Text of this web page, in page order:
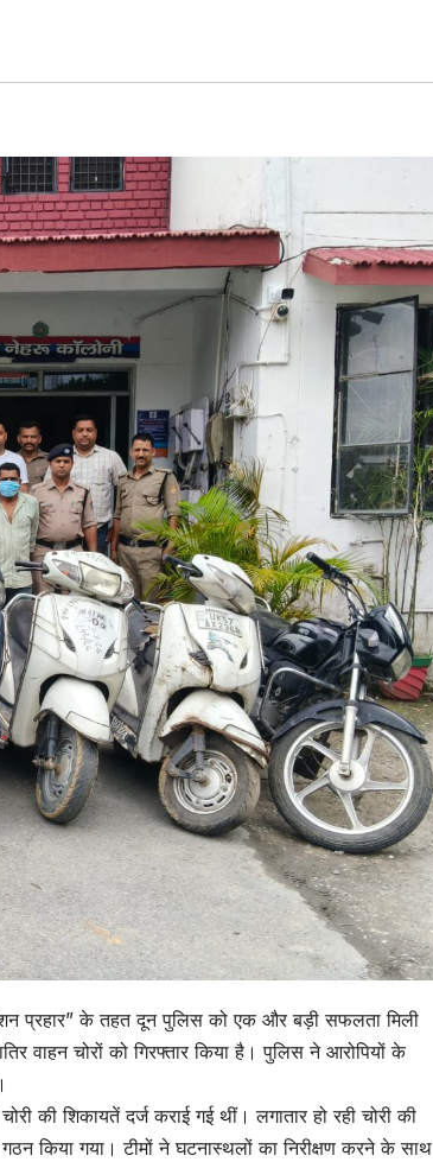
प्रहार” के तहत दून पुलिस को एक और बड़ी सफलता मिली
वाहन चोरों को गिरफ्तार किया है। पुलिस ने आरोपियों के
की शिकायतें दर्ज कराई गई थीं। लगातार हो रही चोरी की
किया गया। टीमों ने घटनास्थलों का निरीक्षण करने के साथ